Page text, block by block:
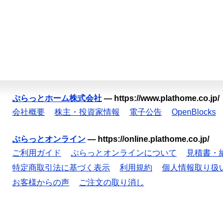
ぷらっとホーム株式会社 — https://www.plathome.co.jp/
会社概要
株主・投資家情報 電子公告 OpenBlocks
ぷらっとオンライン — https://online.plathome.co.jp/
ご利用ガイド
ぷらっとオンラインについて 見積書・
特定商取引法に基づく表示
利用規約 個人情報取り扱
お客様からの声
ご注文の取り消し